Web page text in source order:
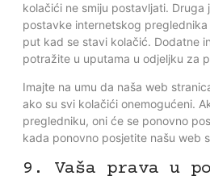
kolačići ne smiju postavljati. Druga
postavke internetskog
put kad se stavi kolačić. Dodatne
potražite u uputama u odjeljku za
Imajte na umu da naša web
ako su svi kolačići onemogućeni.
pregledniku, oni će se ponovno
kada ponovno posjetite našu web
9. Vaša prava u